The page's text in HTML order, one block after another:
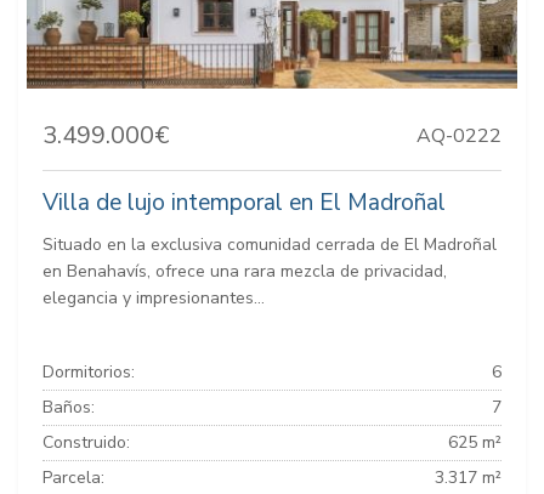
3.499.000€ AQ-0222
Villa de lujo intemporal en El Madroñal
Situado en la exclusiva comunidad cerrada de El Madroñal
en Benahavís, ofrece una rara mezcla de privacidad,
elegancia y impresionantes...
Dormitorios:
6
Baños:
7
Construido:
625 m²
Parcela:
3.317 m²